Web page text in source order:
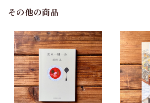
その他の商品